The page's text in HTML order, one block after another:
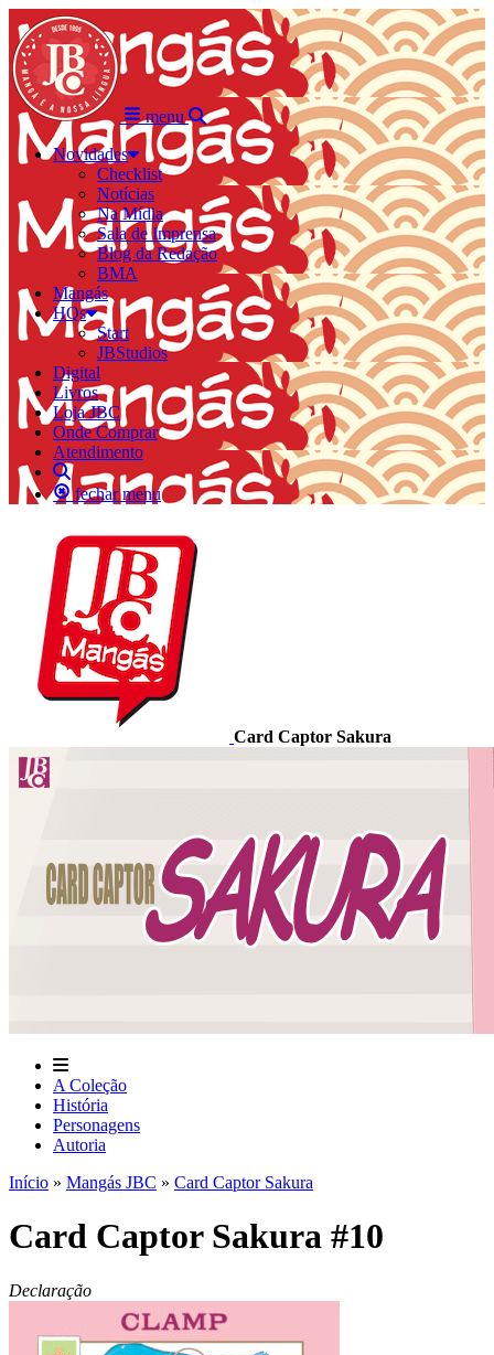
menu
Novidades
Checklist
Notícias
Na Mídia
Sala de Imprensa
Blog da Redação
BMA
Mangás
HQs
Start
JBStudios
Digital
Livros
Loja JBC
Onde Comprar
Atendimento
fechar menu
Card Captor Sakura
A Coleção
História
Personagens
Autoria
Início » Mangás JBC » Card Captor Sakura
Card Captor Sakura #10
Declaração